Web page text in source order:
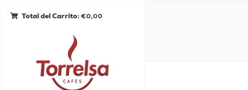
Total del Carrito: €0,00